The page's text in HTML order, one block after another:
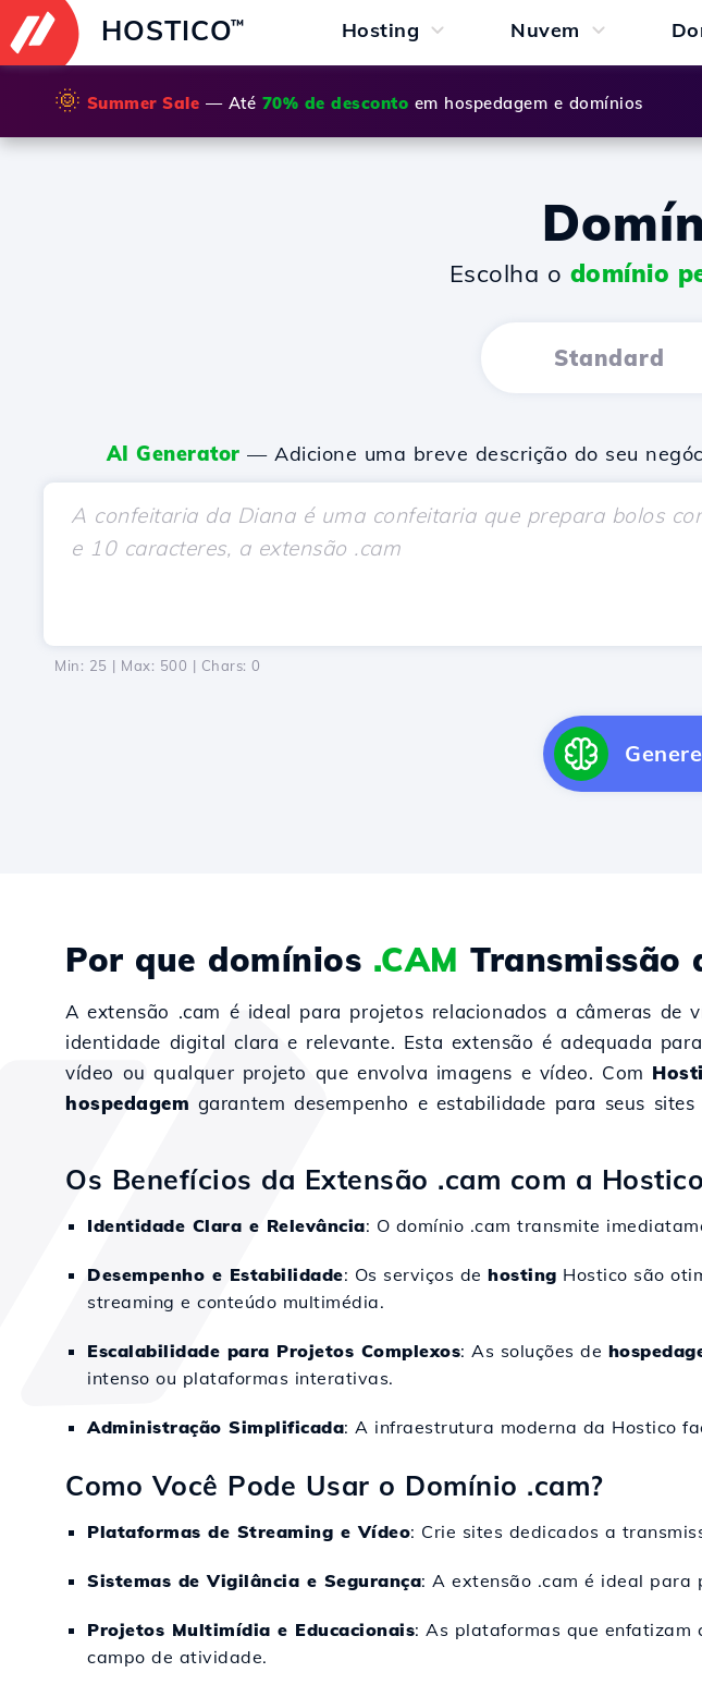
HOSTICO™ Hosting Nuvem
🌞 Summer Sale — Até 70% de desconto em hospedagem e domínios
Escolha o domínio
Standard
AI Generator — Adicione uma breve descrição do seu
Min: 25 | Max: 500 | Chars: 0
Por que domínios .CAM Transmissão
A extensão .cam é ideal para projetos relacionados a câmeras de
identidade digital clara e relevante. Esta extensão é adequada
vídeo ou qualquer projeto que envolva imagens e vídeo. Com
hospedagem garantem desempenho e estabilidade para seus sites
Os Benefícios da Extensão .cam com a Hostico
Identidade Clara e Relevância: O domínio .cam transmite
Desempenho e Estabilidade: Os serviços de hosting Hostico são
streaming e conteúdo multimédia.
Escalabilidade para Projetos Complexos: As soluções de
intenso ou plataformas interativas.
Administração Simplificada: A infraestrutura moderna da Hostico
Como Você Pode Usar o Domínio .cam?
Plataformas de Streaming e Vídeo: Crie sites dedicados a
Sistemas de Vigilância e Segurança: A extensão .cam é ideal para
Projetos Multimídia e Educacionais: As plataformas que enfatizam
campo de atividade.